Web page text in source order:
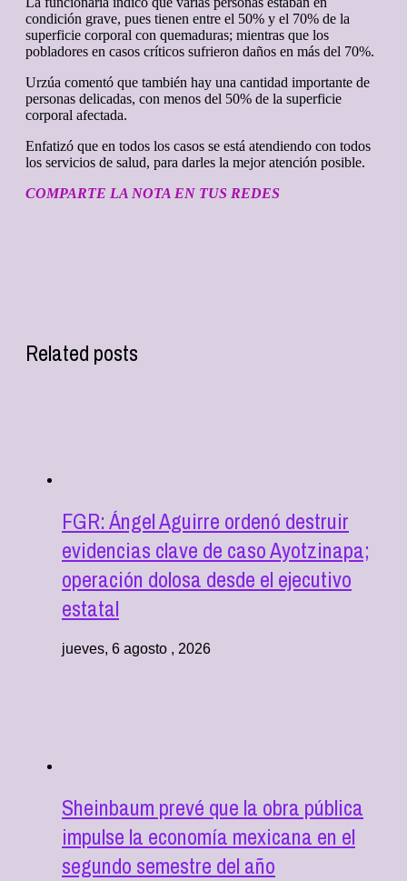
condición grave, pues tienen entre el 50% y el 70% de la
superficie corporal con quemaduras; mientras que los
pobladores en casos críticos sufrieron daños en más del 70%.
Urzúa comentó que también hay una cantidad importante de
personas delicadas, con menos del 50% de la superficie
corporal afectada.
Enfatizó que en todos los casos se está atendiendo con todos
los servicios de salud, para darles la mejor atención posible.
COMPARTE LA NOTA EN TUS REDES
Related posts
FGR: Ángel Aguirre ordenó destruir
evidencias clave de caso Ayotzinapa;
operación dolosa desde el ejecutivo
estatal
jueves, 6 agosto , 2026
Sheinbaum prevé que la obra pública
impulse la economía mexicana en el
segundo semestre del año